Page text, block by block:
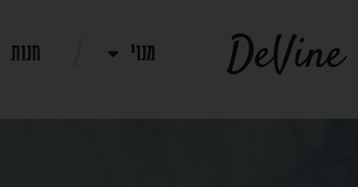
מנוי חנות